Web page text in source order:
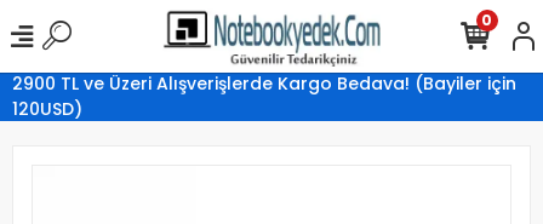
2900 TL ve Üzeri Alışverişlerde Kargo Bedava! (Bayiler için
120USD)
0